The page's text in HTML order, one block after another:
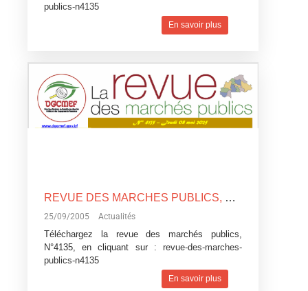
publics-n4135
En savoir plus
REVUE DES MARCHES PUBLICS, N°4135
25/09/2005 Actualités
Téléchargez la revue des marchés publics,
N°4135, en cliquant sur : revue-des-marches-
publics-n4135
En savoir plus